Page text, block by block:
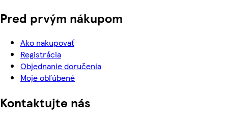
Pred prvým nákupom
Ako nakupovať
Registrácia
Objednanie doručenia
Moje obľúbené
Kontaktujte nás